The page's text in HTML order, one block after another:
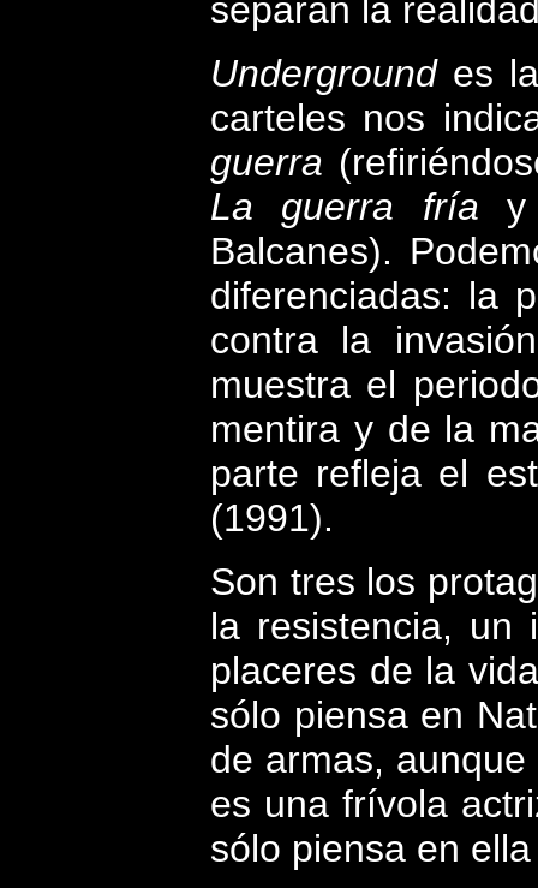
separan la
Underground es
carteles nos
guerra
La guerra fría
Balcanes).
diferenciadas: la
contra la
muestra el
mentira y de la
parte refleja el
(1991).
Son tres los
la resistencia, un
placeres de la
sólo piensa en
de armas,
es una frívola
sólo piensa en